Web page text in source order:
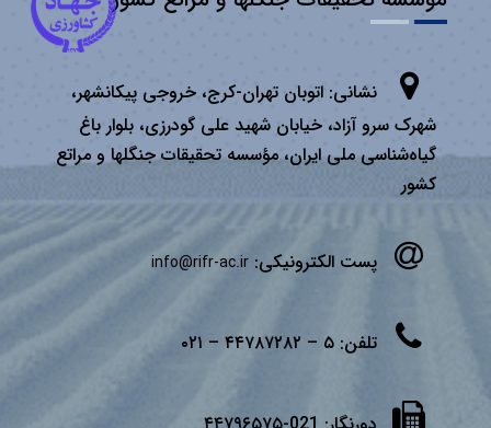
نشانی: اتوبان تهران­-كرج، خروجی پیكانشهر،
شهرک سرو آزاد، خیابان شهید علی گودرزی، بلوار باغ
گیاه‌شناسی ملی ایران، مؤسسه تحقیقات جنگلها و مراتع
كشور
پست الکترونیکی: info@rifr-ac.ir
تلفن: ۵ – ۴۴۷۸۷۲۸۲ – ۰۲۱